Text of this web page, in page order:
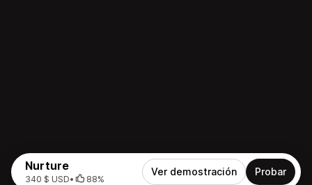
Nurture
340 $ USD• 88%
Ver demostración Probar